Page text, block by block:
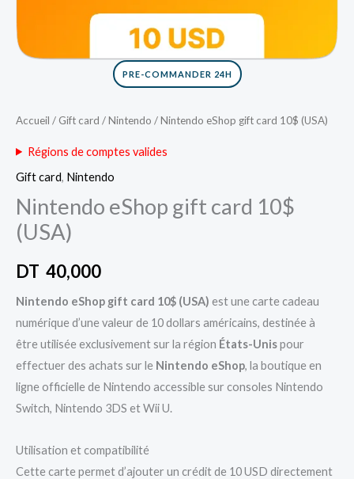
PRE-COMMANDER 24H
Accueil / Gift card /Nintendo / Nintendo eShop gift card 10$ (USA)
Régions de comptes valides
Gift card, Nintendo
Nintendo eShop gift card 10$
(USA)
DT 40,000
Nintendo eShop gift card 10$ (USA) est une carte cadeau
numérique d’une valeur de 10 dollars américains, destinée à
être utilisée exclusivement sur la région États-Unispour
effectuer des achats sur le Nintendo eShop, la boutique en
ligne officielle de Nintendo accessible sur consoles Nintendo
Switch, Nintendo 3DS et Wii U.
Utilisation et compatibilité
Cette carte permet d’ajouter un crédit de 10 USD directement